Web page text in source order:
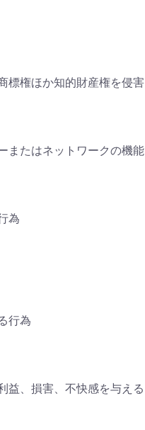
標権ほか知的財産権を侵害
またはネットワークの機能
為
行為
益、損害、不快感を与える